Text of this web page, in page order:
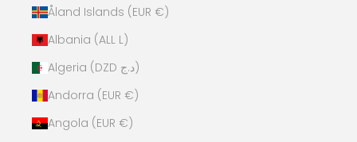
Åland Islands (EUR €)
Albania (ALL L)
Algeria (DZD د.ج)
Andorra (EUR €)
Angola (EUR €)